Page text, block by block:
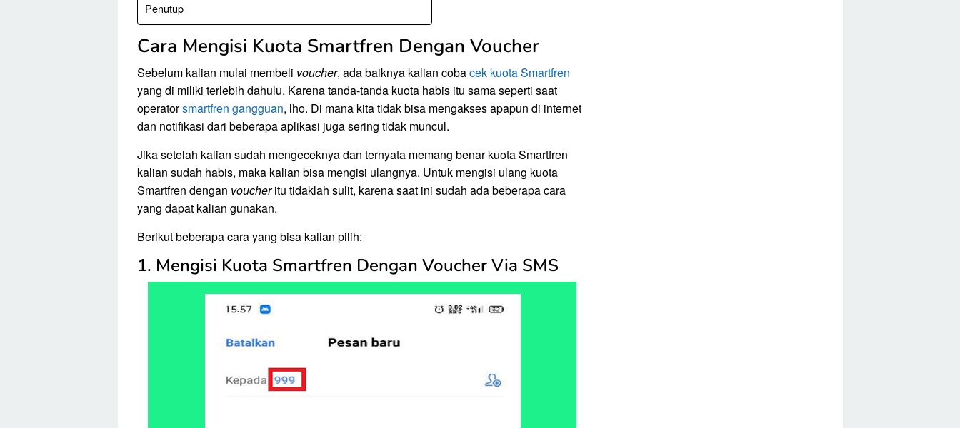
Penutup
Cara Mengisi Kuota Smartfren Dengan Voucher
Sebelum kalian mulai membeli voucher, ada baiknya kalian cobacek kuota Smartfren
yang di miliki terlebih dahulu. Karena tanda-tanda kuota habis itu sama seperti saat
operatorsmartfren gangguan, lho. Di mana kita tidak bisa mengakses apapun di internet
dan notifikasi dari beberapa aplikasi juga sering tidak muncul.
Jika setelah kalian sudah mengeceknya dan ternyata memang benar kuota Smartfren
kalian sudah habis, maka kalian bisa mengisi ulangnya. Untuk mengisi ulang kuota
Smartfren dengan voucheritu tidaklah sulit, karena saat ini sudah ada beberapa cara
yang dapat kalian gunakan.
Berikut beberapa cara yang bisa kalian pilih:
1. Mengisi Kuota Smartfren Dengan Voucher Via SMS